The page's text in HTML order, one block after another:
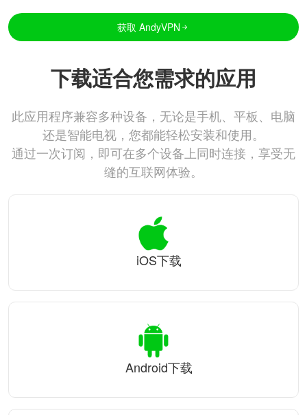
获取 AndyVPN
下载适合您需求的应用
此应用程序兼容多种设备，无论是手机、平板、电脑
还是智能电视，您都能轻松安装和使用。
通过一次订阅，即可在多个设备上同时连接，享受无
缝的互联网体验。
iOS下载
Android下载